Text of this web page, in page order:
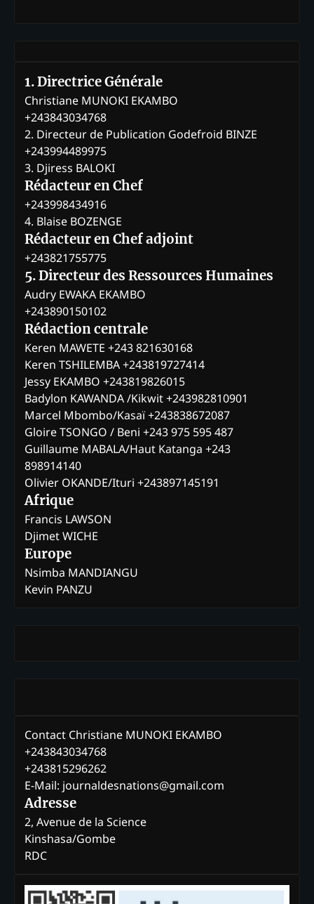
1. Directrice Générale
Christiane MUNOKI EKAMBO
+243843034768
2. Directeur de Publication Godefroid BINZE
+243994489975
3. Djiress BALOKI
Rédacteur en Chef
+243998434916
4. Blaise BOZENGE
Rédacteur en Chef adjoint
+243821755775
5. Directeur des Ressources Humaines
Audry EWAKA EKAMBO
+243890150102
Rédaction centrale
Keren MAWETE +243 821630168
Keren TSHILEMBA +243819727414
Jessy EKAMBO +243819826015
Badylon KAWANDA /Kikwit +243982810901
Marcel Mbombo/Kasaï +243838672087
Gloire TSONGO / Beni +243 975 595 487
Guillaume MABALA/Haut Katanga +243
898914140
Olivier OKANDE/Ituri +243897145191
Afrique
Francis LAWSON
Djimet WICHE
Europe
Nsimba MANDIANGU
Kevin PANZU
Contact Christiane MUNOKI EKAMBO
+243843034768
+243815296262
E-Mail: journaldesnations@gmail.com
Adresse
2, Avenue de la Science
Kinshasa/Gombe
RDC